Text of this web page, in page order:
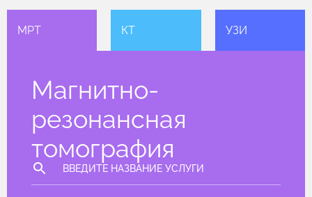
МРТ КТ УЗИ
Магнитно-
резонансная
томография